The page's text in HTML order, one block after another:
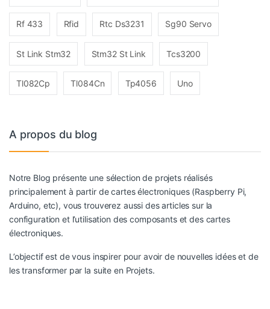
Rf 433 Rfid Rtc Ds3231 Sg90 Servo
St Link Stm32 Stm32 St Link Tcs3200
Tl082Cp Tl084Cn Tp4056 Uno
A propos du blog
Notre Blog présente une sélection de projets réalisés
principalement à partir de cartes électroniques (Raspberry Pi,
Arduino, etc), vous trouverez aussi des articles sur la
configuration et l’utilisation des composants et des cartes
électroniques.
L’objectif est de vous inspirer pour avoir de nouvelles idées et de
les transformer par la suite en Projets.